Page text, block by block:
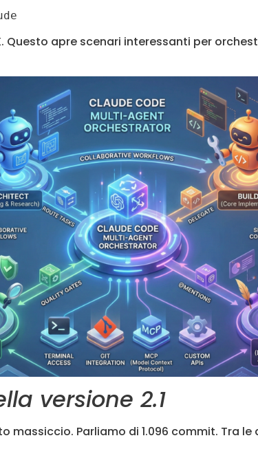
Questo apre scenari interessanti per
versione 2.1
massiccio. Parliamo di 1.096 commit. Tra